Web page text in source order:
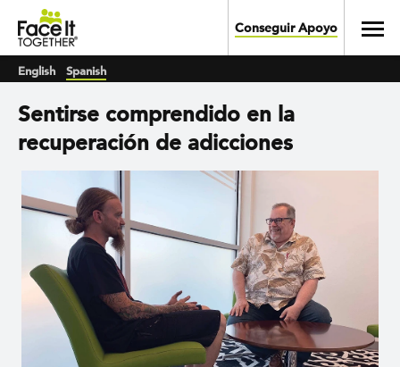
Skip to main content
Conseguir Apoyo
English Spanish
Sentirse comprendido en la
recuperación de adicciones